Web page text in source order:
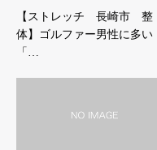
【ストレッチ 長崎市 整
体】ゴルファー男性に多い
「…